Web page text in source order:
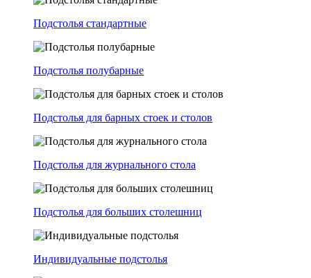
Подстолья стандартные
Подстолья полубарные
Подстолья для барных стоек и столов
Подстолья для журнального стола
Подстолья для больших столешниц
Индивидуальные подстолья